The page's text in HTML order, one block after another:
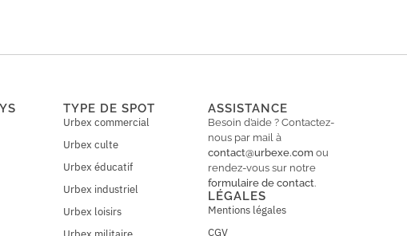
TYPE DE SPOT
Urbex commercial
Urbex culte
Urbex éducatif
Urbex industriel
Urbex loisirs
ASSISTANCE
Besoin d’aide ? Contactez-
nous par mail à
contact@urbexe.com ou
rendez-vous sur notre
formulaire de contact.
LÉGALES
Mentions légales
CGV